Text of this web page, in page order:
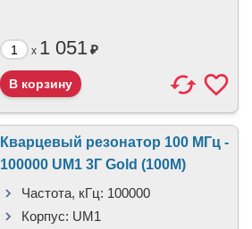
x 1 051₽
Кварцевый резонатор 100 МГц -
100000 UM1 3Г Gold (100M)
Частота, кГц: 100000
Корпус: UM1